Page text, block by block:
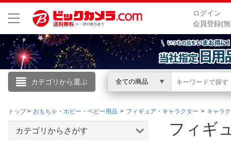
ログイン
会員登録(
カテゴリから選ぶ 全ての商品
こんにちは
ログイン
トップ おもちゃ・ホビー・ベビー用品 フィギュア・キャラクター キャラ
フィギ
カテゴリからさがす